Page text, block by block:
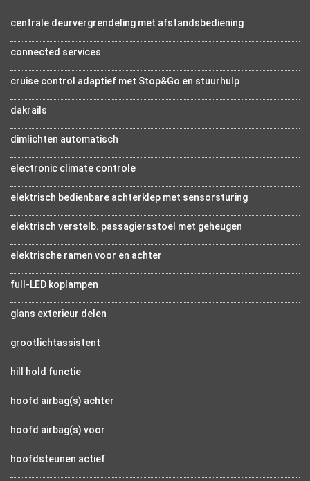
centrale deurvergrendeling met afstandsbediening
connected services
cruise control adaptief met Stop&Go en stuurhulp
dakrails
dimlichten automatisch
electronic climate controle
elektrisch bedienbare achterklep met sensorsturing
elektrisch verstelb. passagiersstoel met geheugen
elektrische ramen voor en achter
full-LED koplampen
glans exterieur delen
grootlichtassistent
hill hold functie
hoofd airbag(s) achter
hoofd airbag(s) voor
hoofdsteunen actief